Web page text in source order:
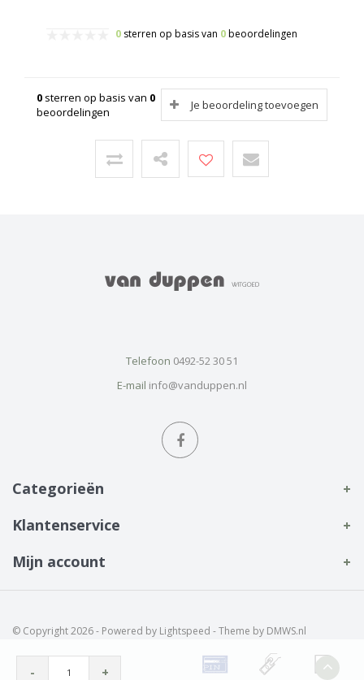
- +
0 sterren op basis van 0beoordelingen
0 sterren op basis van 0
beoordelingen
Je beoordeling toevoegen
Telefoon 0492-52 30 51
E-mail info@vanduppen.nl
Categorieën
Klantenservice
Mijn account
© Copyright 2026 - Powered by Lightspeed - Theme by DMWS.nl